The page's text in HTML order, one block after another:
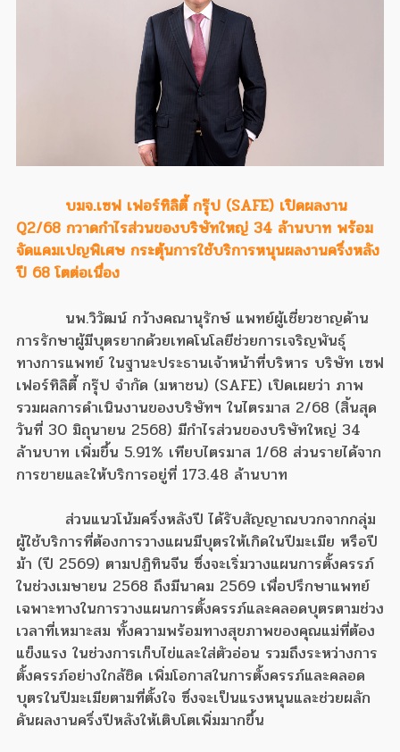
บมจ.เซฟ เฟอร์ทิลิตี้ กรุ๊ป (SAFE) เปิดผลงาน
Q2/68 กวาดกำไรส่วนของบริษัทใหญ่ 34 ล้านบาท พร้อม
จัดแคมเปญพิเศษ กระตุ้นการใช้บริการหนุนผลงานครึ่งหลัง
ปี 68 โตต่อเนื่อง
นพ.วิวัฒน์ กว้างคณานุรักษ์ แพทย์ผู้เชี่ยวชาญด้าน
การรักษาผู้มีบุตรยากด้วยเทคโนโลยีช่วยการเจริญพันธุ์
ทางการแพทย์ ในฐานะประธานเจ้าหน้าที่บริหาร บริษัท เซฟ
เฟอร์ทิลิตี้ กรุ๊ป จำกัด (มหาชน) (SAFE) เปิดเผยว่า ภาพ
รวมผลการดำเนินงานของบริษัทฯ ในไตรมาส 2/68 (สิ้นสุด
วันที่ 30 มิถุนายน 2568) มีกำไรส่วนของบริษัทใหญ่ 34
ล้านบาท เพิ่มขึ้น 5.91% เทียบไตรมาส 1/68 ส่วนรายได้จาก
การขายและให้บริการอยู่ที่ 173.48 ล้านบาท
ส่วนแนวโน้มครึ่งหลังปี ได้รับสัญญาณบวกจากกลุ่ม
ผู้ใช้บริการที่ต้องการวางแผนมีบุตรให้เกิดในปีมะเมีย หรือปี
ม้า (ปี 2569) ตามปฏิทินจีน ซึ่งจะเริ่มวางแผนการตั้งครรภ์
ในช่วงเมษายน 2568 ถึงมีนาคม 2569 เพื่อปรึกษาแพทย์
เฉพาะทางในการวางแผนการตั้งครรภ์และคลอดบุตรตามช่วง
เวลาที่เหมาะสม ทั้งความพร้อมทางสุขภาพของคุณแม่ที่ต้อง
แข็งแรง ในช่วงการเก็บไข่และใส่ตัวอ่อน รวมถึงระหว่างการ
ตั้งครรภ์อย่างใกล้ชิด เพิ่มโอกาสในการตั้งครรภ์และคลอด
บุตรในปีมะเมียตามที่ตั้งใจ ซึ่งจะเป็นแรงหนุนและช่วยผลัก
ดันผลงานครึ่งปีหลังให้เติบโตเพิ่มมากขึ้น